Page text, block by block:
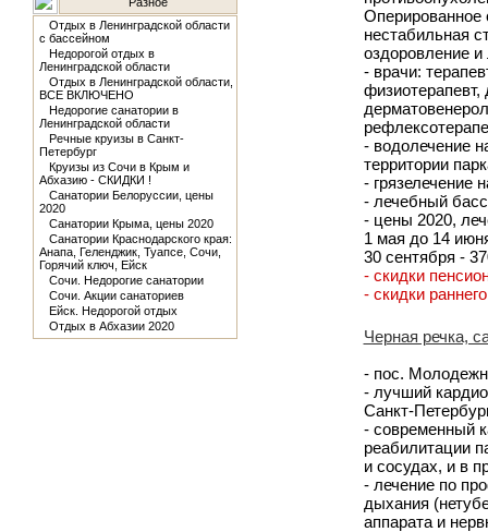
Отдых в Ленинградской области
с бассейном
Недорогой отдых в
Ленинградской области
Отдых в Ленинградской области,
ВСЕ ВКЛЮЧЕНО
Недорогие санатории в
Ленинградской области
Речные круизы в Санкт-
Петербург
Круизы из Сочи в Крым и
Абхазию - СКИДКИ !
Санатории Белоруссии, цены
2020
Санатории Крыма, цены 2020
Санатории Краснодарского края:
Анапа, Геленджик, Туапсе, Сочи,
Горячий ключ, Ейск
Сочи. Недорогие санатории
Сочи. Акции санаториев
Ейск. Недорогой отдых
Отдых в Абхазии 2020
Оперированное
нестабильная
оздоровление и
- врачи:
физиотерапевт,
- водолечение
территории
- грязелечение
- лечебный
- цены 2020,
1 мая до 14
30 сентября -
- скидки
- скидки
Черная речка,
- пос.
- лучший
Санкт-
- современный
реабилитации
и сосудах, и в
- лечение по
дыхания
аппарата и